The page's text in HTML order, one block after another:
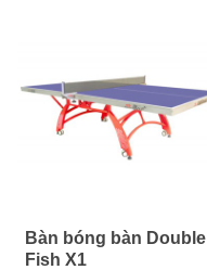
Bàn bóng bàn Double
Fish X1